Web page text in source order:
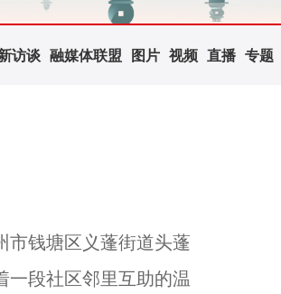
访谈 融媒体联盟 图片 视频 直播 专题
钱塘区义蓬街道头蓬
一段社区邻里互助的温
浙江杭州举办“人类非遗 半山立夏”民俗活动...